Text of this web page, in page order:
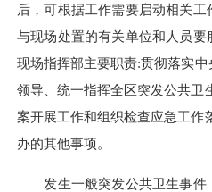
后，可根据工作需要启动相关
与现场处置的有关单位和人员要
现场指挥部主要职责:贯彻落实中
领导、统一指挥全区突发公共卫
案开展工作和组织检查应急工作
办的其他事项。
发生一般突发公共卫生事件